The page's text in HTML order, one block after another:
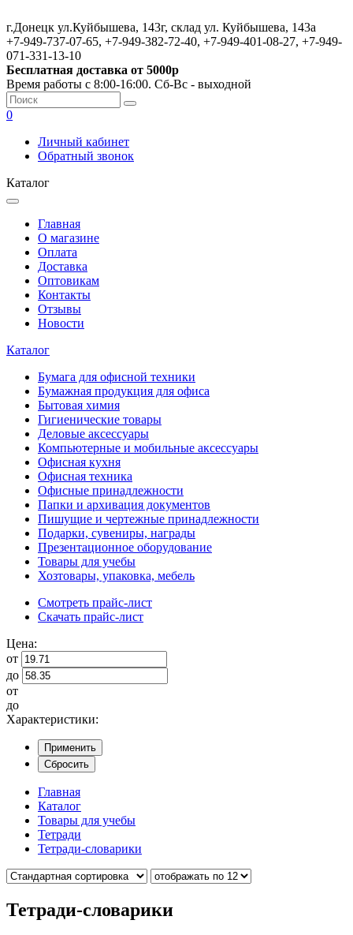
г.Донецк ул.Куйбышева, 143г, склад ул. Куйбышева, 143а
+7-949-737-07-65, +7-949-382-72-40, +7-949-401-08-27, +7-949-
071-331-13-10
Бесплатная доставка от 5000р
Время работы с 8:00-16:00. Сб-Вс - выходной
0
Личный кабинет
Обратный звонок
Каталог
Главная
О магазине
Оплата
Доставка
Оптовикам
Контакты
Отзывы
Новости
Каталог
Бумага для офисной техники
Бумажная продукция для офиса
Бытовая химия
Гигиенические товары
Деловые аксессуары
Компьютерные и мобильные аксессуары
Офисная кухня
Офисная техника
Офисные принадлежности
Папки и архивация документов
Пишущие и чертежные принадлежности
Подарки, сувениры, награды
Презентационное оборудование
Товары для учебы
Хозтовары, упаковка, мебель
Смотреть прайс-лист
Скачать прайс-лист
Цена:
от
до
от
до
Характеристики:
Применить
Сбросить
Главная
Каталог
Товары для учебы
Тетради
Тетради-словарики
Тетради-словарики